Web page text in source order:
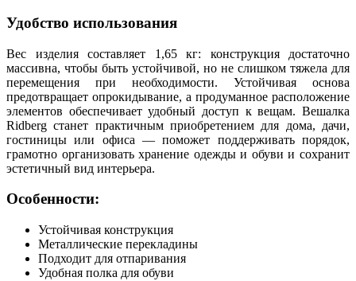
Удобство использования
Вес изделия составляет 1,65 кг: конструкция достаточно
массивна, чтобы быть устойчивой, но не слишком тяжела для
перемещения при необходимости. Устойчивая основа
предотвращает опрокидывание, а продуманное расположение
элементов обеспечивает удобный доступ к вещам. Вешалка
Ridberg станет практичным приобретением для дома, дачи,
гостиницы или офиса — поможет поддерживать порядок,
грамотно организовать хранение одежды и обуви и сохранит
эстетичный вид интерьера.
Особенности:
Устойчивая конструкция
Металлические перекладины
Подходит для отпаривания
Удобная полка для обуви